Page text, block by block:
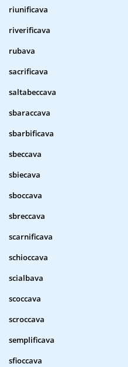
riunificava
riverificava
rubava
sacrificava
saltabeccava
sbaraccava
sbarbificava
sbeccava
sbiecava
sboccava
sbreccava
scarnificava
schioccava
scialbava
scoccava
scroccava
semplificava
sfioccava